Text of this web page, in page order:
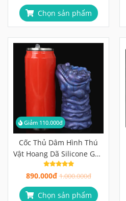
Chọn sản phẩm
Giảm 110.000đ
Cốc Thủ Dâm Hình Thú
Vật Hoang Dã Silicone Gân
Gai Độc Lạ, Khám Phá
Cảm Giác Không Giới Hạn
890.000đ 1.000.000đ
Chọn sản phẩm